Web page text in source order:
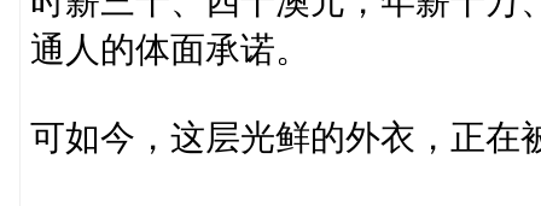
通人的体面承诺。
可如今，这层光鲜的外衣，正在